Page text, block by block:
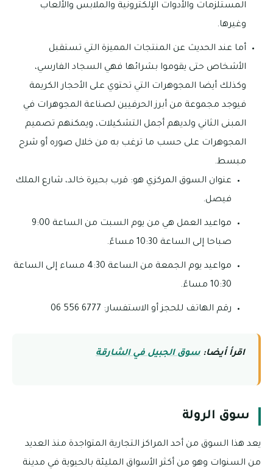
المستلزمات والأدوات الإلكترونية والملابس والألعاب
وغيرها.
أما عند الحديث عن المنتجات المميزة التي تستقبل
الأشخاص حتى يقوموا بشرائها فهي السجاد الفارسي،
وكذلك أيضا المجوهرات التي تحتوي على الأحجار الكريمة
فيوجد مجموعة من أبرز الحرفيين لصناعة المجوهرات في
المبنى الثاني ولديهم أجمل التشكيلات، ويمكنهم تصميم
المجوهرات على حسب ما ترغب به من خلال صوره أو شرح
مبسط.
عنوان السوق المركزي هو: قرب بحيرة خالد، شارع الملك
فيصل.
مواعيد العمل هي من يوم السبت من الساعة 9:00
صباحا إلى الساعة 10:30 مساءً.
مواعيد يوم الجمعة من الساعة 4:30 مساء إلى الساعة
10:30 مساءً.
رقم الهاتف للحجز أو الاستفسار: 6777 556 06
اقرأ أيضا: سوق الجبيل في الشارقة
سوق الرولة
يعد هذا السوق من أحد المراكز التجارية المتواجدة منذ العديد
من السنوات وهو من أكثر الأسواق المليئة بالحيوية في مدينة